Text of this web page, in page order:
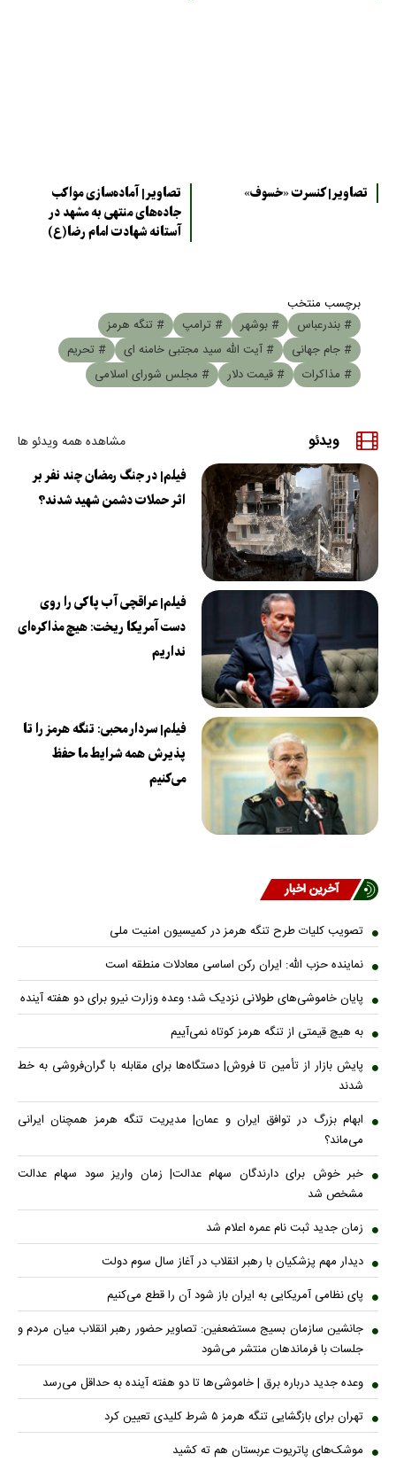
تصاویر| کنسرت «خسوف»
تصاویر| آماده‌سازی مواکب
جاده‌های منتهی به مشهد در
آستانه شهادت امام رضا(ع)
برچسب منتخب
# بندرعباس
# بوشهر # ترامپ
# تنگه هرمز
# جام جهانی
# آیت الله سید مجتبی خامنه ای
# تحریم
# مذاکرات
# قیمت دلار # مجلس شورای اسلامی
ویدئو مشاهده همه ویدئو ها
فیلم| در جنگ رمضان چند نفر بر
اثر حملات دشمن شهید شدند؟
فیلم| عراقچی آب پاکی را روی
دست آمریکا ریخت: هیچ مذاکره‌ای
نداریم
فیلم| سردار محبی: تنگه هرمز را تا
پذیرش همه شرایط ما حفظ
می‌کنیم
آخرین اخبار
تصویب کلیات طرح تنگه هرمز در کمیسیون امنیت ملی
نماینده حزب الله: ایران رکن اساسی معادلات منطقه است
پایان خاموشی‌های طولانی نزدیک شد؛ وعده وزارت نیرو برای دو هفته آینده
به هیچ قیمتی از تنگه هرمز کوتاه نمی‌آییم
پایش بازار از تأمین تا فروش| دستگاه‌ها برای مقابله با گران‌فروشی به خط
شدند
ابهام بزرگ در توافق ایران و عمان| مدیریت تنگه هرمز همچنان ایرانی
می‌ماند؟
خبر خوش برای دارندگان سهام عدالت| زمان واریز سود سهام عدالت
مشخص شد
زمان جدید ثبت نام عمره اعلام شد
دیدار مهم پزشکیان با رهبر انقلاب در آغاز سال سوم دولت
پای نظامی آمریکایی به ایران باز شود آن را قطع می‌کنیم
جانشین سازمان بسیج مستضعفین: تصاویر حضور رهبر انقلاب میان مردم و
جلسات با فرماندهان منتشر می‌شود
وعده جدید درباره برق | خاموشی‌ها تا دو هفته آینده به حداقل می‌رسد
تهران برای بازگشایی تنگه هرمز ۵ شرط کلیدی تعیین کرد
موشک‌های پاتریوت عربستان هم ته‌ کشید